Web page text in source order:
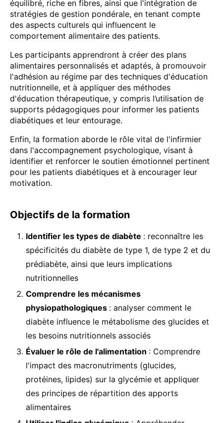
équilibré, riche en fibres, ainsi que l'intégration de
stratégies de gestion pondérale, en tenant compte
des aspects culturels qui influencent le
comportement alimentaire des patients.
Les participants apprendront à créer des plans
alimentaires personnalisés et adaptés, à promouvoir
l'adhésion au régime par des techniques d'éducation
nutritionnelle, et à appliquer des méthodes
d'éducation thérapeutique, y compris l’utilisation de
supports pédagogiques pour informer les patients
diabétiques et leur entourage.
Enfin, la formation aborde le rôle vital de l'infirmier
dans l'accompagnement psychologique, visant à
identifier et renforcer le soutien émotionnel pertinent
pour les patients diabétiques et à encourager leur
motivation.
Objectifs de la formation
Identifier les types de diabète : reconnaître les
spécificités du diabète de type 1, de type 2 et du
prédiabète, ainsi que leurs implications
nutritionnelles
Comprendre les mécanismes
physiopathologiques : analyser comment le
diabète influence le métabolisme des glucides et
les besoins nutritionnels associés
Évaluer le rôle de l'alimentation : Comprendre
l'impact des macronutriments (glucides,
protéines, lipides) sur la glycémie et appliquer
des principes de répartition des apports
alimentaires